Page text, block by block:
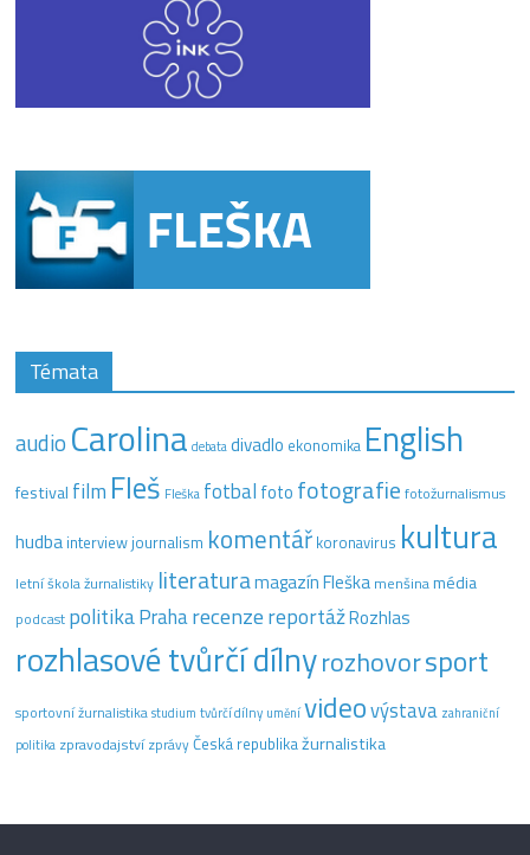
Témata
audio Carolina debata divadlo ekonomika English
festival film Fleš Fleška fotbal foto fotografie fotožurnalismus
hudba interview journalism komentář koronavirus kultura
letní škola žurnalistiky literaturamagazín Fleška menšinamédia
podcast politikaPraharecenzereportážRozhlas
rozhlasové tvůrčí dílnyrozhovorsport
sportovní žurnalistika studium tvůrčí dílny uměnívideovýstava zahraniční
politika zpravodajstvízprávyČeská republikažurnalistika